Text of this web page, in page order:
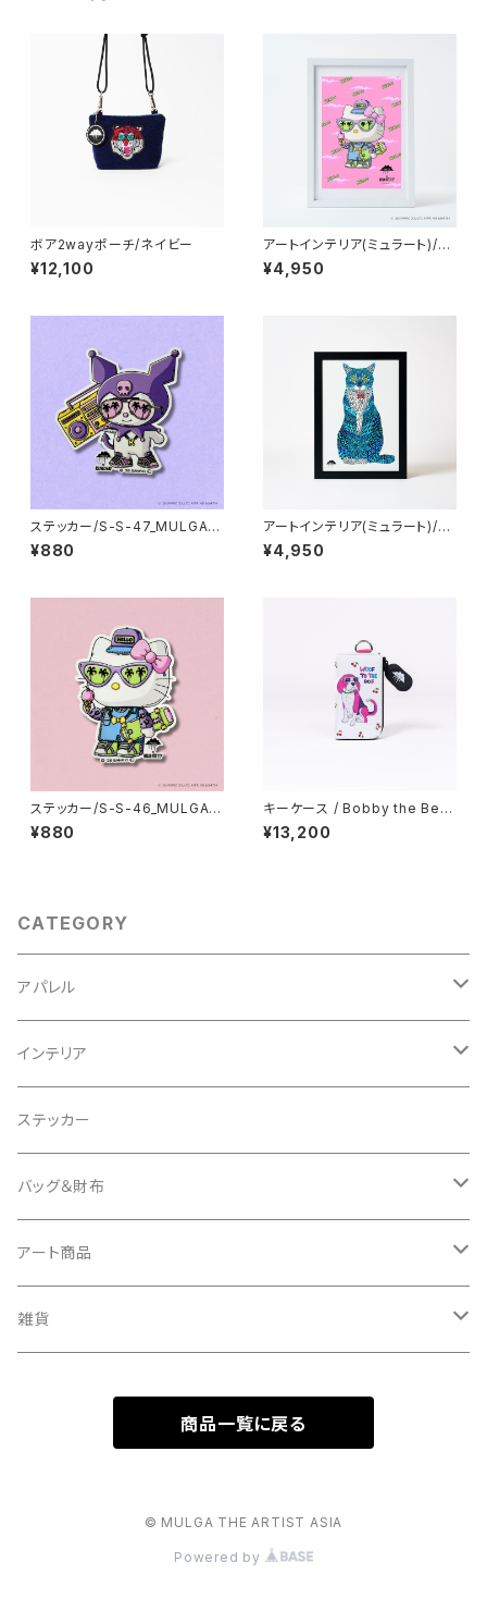
ボア2wayポーチ/ネイビー
¥12,100
アートインテリア(ミュラート)/A
4：紙_MU-A4-97_MULGA x
SANRIO CHARACTERS_Hell
¥4,950
ステッカー/S-S-47_MULGA x
SANRIO CHARACTERS_Kur
omi
¥880
アートインテリア(ミュラート)/A
4：紙_MU-A4-14_Sunny the
Cat
¥4,950
ステッカー/S-S-46_MULGA x
SANRIO CHARACTERS_Hell
o Kitty
¥880
キーケース / Bobby the Bea
gle
¥13,200
CATEGORY
アパレル
スウェット
Tシャツ
インテリア
クッションカバー
タオル
キーケース
バッグチャーム
ステッカー
バッグ＆財布
バッグ
財布
アート商品
キャンバス
雑貨
マスコットキーホルダー
商品一覧に戻る
© MULGA THE ARTIST ASIA
Powered by